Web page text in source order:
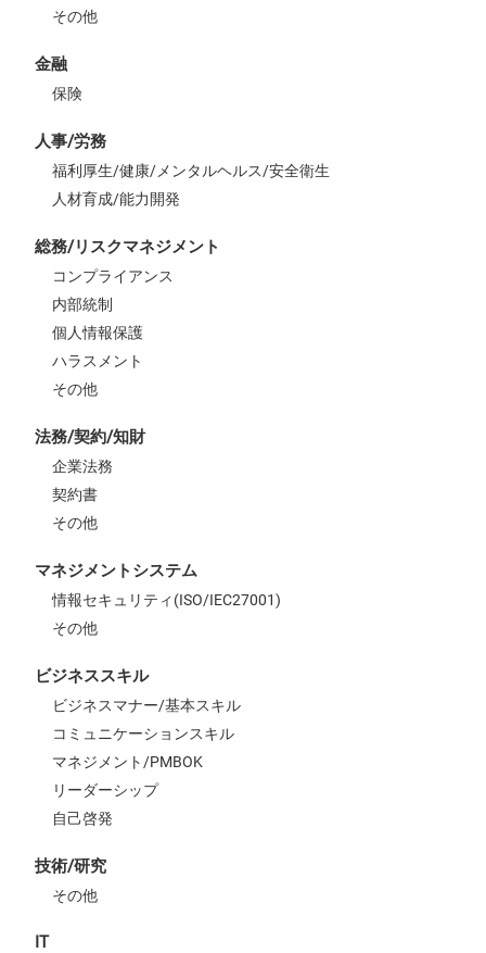
その他
金融
保険
人事/労務
福利厚生/健康/メンタルヘルス/安全衛生
人材育成/能力開発
総務/リスクマネジメント
コンプライアンス
内部統制
個人情報保護
ハラスメント
その他
法務/契約/知財
企業法務
契約書
その他
マネジメントシステム
情報セキュリティ(ISO/IEC27001)
その他
ビジネススキル
ビジネスマナー/基本スキル
コミュニケーションスキル
マネジメント/PMBOK
リーダーシップ
自己啓発
技術/研究
その他
IT